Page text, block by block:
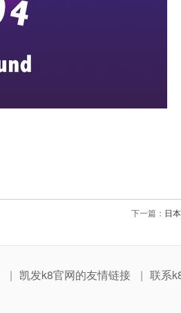
下一篇： 日
凯发k8官网的友情链接 联系